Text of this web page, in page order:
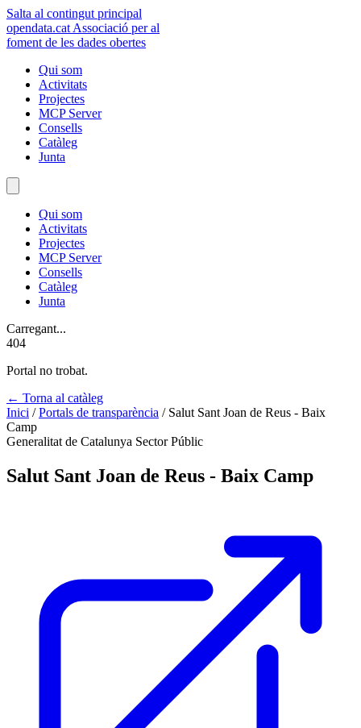
Salta al contingut principal
opendata.cat Associació per al
foment de les dades obertes
Qui som
Activitats
Projectes
MCP Server
Consells
Catàleg
Junta
Qui som
Activitats
Projectes
MCP Server
Consells
Catàleg
Junta
Carregant...
404
Portal no trobat.
← Torna al catàleg
Inici / Portals de transparència / Salut Sant Joan de Reus - Baix
Camp
Generalitat de Catalunya Sector Públic
Salut Sant Joan de Reus - Baix Camp